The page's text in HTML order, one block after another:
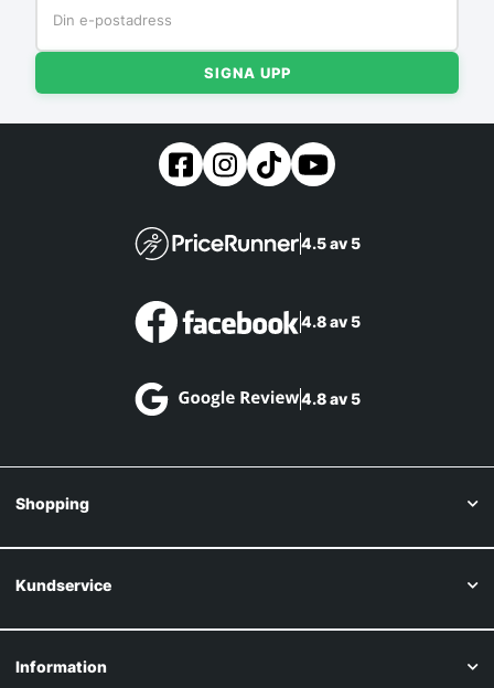
SIGNA UPP
4.5 av 5
4.8 av 5
4.8 av 5
Shopping
Kundservice
Information